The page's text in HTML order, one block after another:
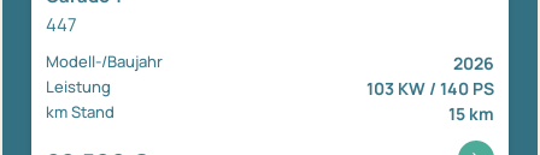
447
Modell-/Baujahr 2026
Leistung 103 KW / 140 PS
km Stand 15 km